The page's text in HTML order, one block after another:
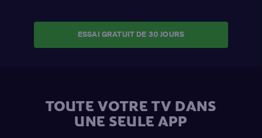
ESSAI GRATUIT DE 30 JOURS
TOUTE VOTRE TV DANS
UNE SEULE APP